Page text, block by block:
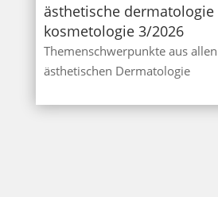
ästhetische dermatologie
kosmetologie 3/2026
Themenschwerpunkte aus
ästhetischen Dermatologie